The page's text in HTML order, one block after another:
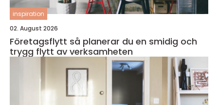
inspiration
02. August 2026
Företagsflytt så planerar du en smidig och
trygg flytt av verksamheten